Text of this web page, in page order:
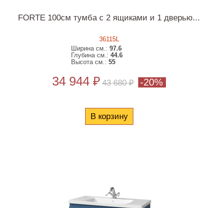
FORTE 100см тумба с 2 ящиками и 1 дверью...
36115L
Ширина см.:97.6
Глубина см.:44.6
Высота см.:55
34 944 ₽ 43 680 ₽ -20%
В корзину